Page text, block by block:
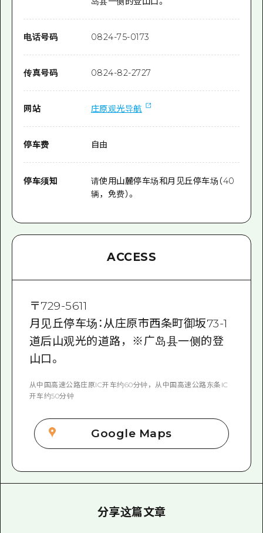
电话号码 0824-75-0173
传真号码 0824-82-2727
网站 庄原观光导航
停车费 自由
停车须知
请使用山麓停车场和月见丘停车场（40
辆，免费）。
ACCESS
〒729-5611
月见丘停车场：从庄原市西条町御坂73-1
道后山观光的道路，※广岛县一侧的登
山口。
从中国高速公路庄原IC开车约60分钟，从中国高速公路东条IC
开车约50分钟
Google Maps
分享这篇文章